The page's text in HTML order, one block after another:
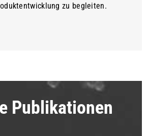
zu begleiten.
Publikationen